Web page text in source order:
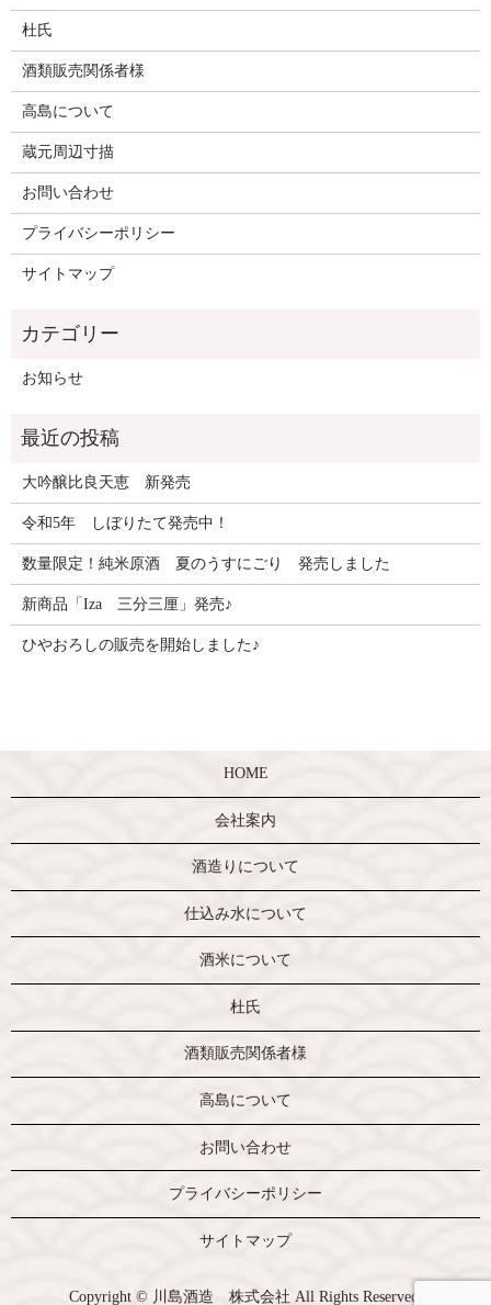
杜氏
酒類販売関係者様
高島について
蔵元周辺寸描
お問い合わせ
プライバシーポリシー
サイトマップ
お知らせ
大吟醸比良天恵 新発売
令和5年 しぼりたて発売中！
数量限定！純米原酒 夏のうすにごり 発売しました
新商品「Iza 三分三厘」発売♪
ひやおろしの販売を開始しました♪
HOME
会社案内
酒造りについて
仕込み水について
酒米について
杜氏
酒類販売関係者様
高島について
お問い合わせ
プライバシーポリシー
サイトマップ
Copyright © 川島酒造 株式会社 All Rights Reserved.